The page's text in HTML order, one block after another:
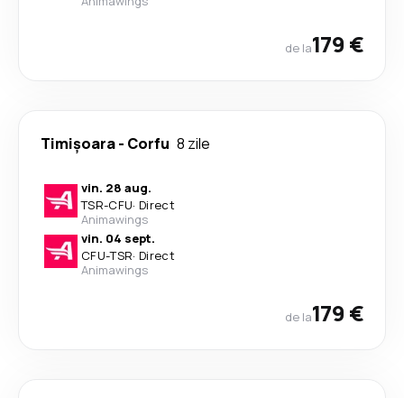
de la179 €
Timișoara- Corfu 8 zile
vin. 28 aug.
TSR-CFU· Direct
Animawings
vin. 04 sept.
CFU-TSR· Direct
Animawings
de la179 €